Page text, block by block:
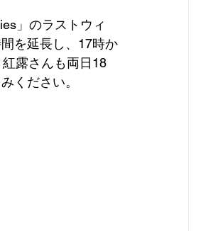
」のラストウィ
を延長し、17時か
露さんも両日18
ください。